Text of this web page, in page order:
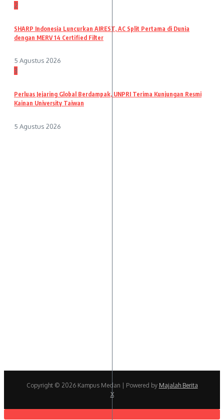
2
SHARP Indonesia Luncurkan AIREST, AC Split Pertama di Dunia
dengan MERV 14 Certified Filter
5 Agustus 2026
3
Perluas Jejaring Global Berdampak, UNPRI Terima Kunjungan Resmi
Kainan University Taiwan
5 Agustus 2026
Copyright © 2026 Kampus Medan | Powered by Majalah Berita
X